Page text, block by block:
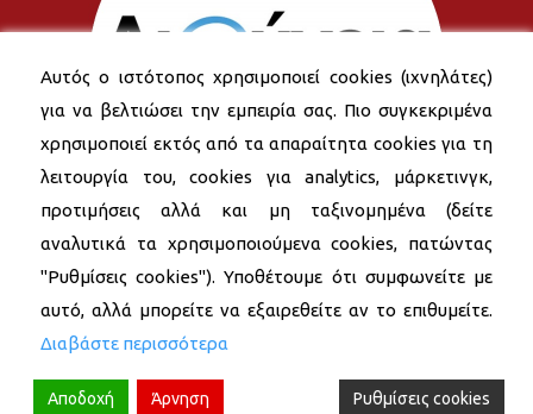
© 2026 Δήμος Νέας Σμύρνης
Αυτός ο ιστότοπος χρησιμοποιεί cookies (ιχνηλάτες)
για να βελτιώσει την εμπειρία σας. Πιο συγκεκριμένα
χρησιμοποιεί εκτός από τα απαραίτητα cookies για τη
λειτουργία του, cookies για analytics, μάρκετινγκ,
προτιμήσεις αλλά και μη ταξινομημένα (δείτε
αναλυτικά τα χρησιμοποιούμενα cookies, πατώντας
"Ρυθμίσεις cookies"). Υποθέτουμε ότι συμφωνείτε με
αυτό, αλλά μπορείτε να εξαιρεθείτε αν το επιθυμείτε.
Διαβάστε περισσότερα
Αποδοχή Άρνηση Ρυθμίσεις cookies